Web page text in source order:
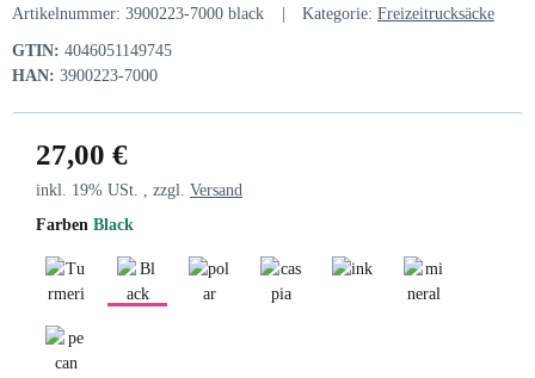
Artikelnummer: 3900223-7000 black Kategorie: Freizeitrucksäcke
GTIN: 4046051149745
HAN: 3900223-7000
27,00 €
inkl. 19% USt. , zzgl. Versand
Farben Black